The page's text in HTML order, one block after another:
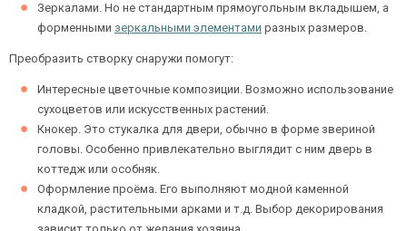
Зеркалами. Но не стандартным прямоугольным вкладышем, а
форменными зеркальными элементами разных размеров.
Преобразить створку снаружи помогут:
Интересные цветочные композиции. Возможно использование
сухоцветов или искусственных растений.
Кнокер. Это стукалка для двери, обычно в форме звериной
головы. Особенно привлекательно выглядит с ним дверь в
коттедж или особняк.
Оформление проёма. Его выполняют модной каменной
кладкой, растительными арками и т.д. Выбор декорирования